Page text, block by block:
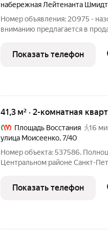
набережная Лейтенанта
Номер объявления: 20975 -
вниманию предлагается в
захватывающий вид на Неву,
центр города. Исторический
Показать телефон
41,3 м² · 2-комнатная
Площадь Восстания
16
улица Моисеенко,7/40
Номер объекта: 537586.
Центральном районе Санкт-
выходят в зелёный закрытый
Два входа
Показать телефон